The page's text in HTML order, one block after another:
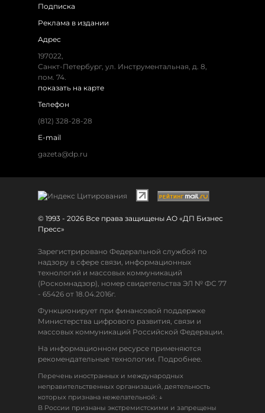
Подписка
Реклама в издании
Адрес
197022,
Санкт-Петербург, ул. Инструментальная, д. 8,
пом. 74.
показать на карте
Телефон
(812) 328-28-28
E-mail
gazeta@dp.ru
© 1993 - 2026 Все права защищены АО «ДП Бизнес
Пресс»
Зарегистрировано Федеральной службой по
надзору в сфере связи, информационных
технологий и массовых коммуникаций
(Роскомнадзор), номер свидетельства ЭЛ № ФС 77
- 65426 от 18.04.2016г.
Функционирует при финансовой поддержке
Министерства цифрового развития, связи и
массовых коммуникаций Российской Федерации.
На информационном ресурсе применяются
рекомендательные технологии. Подробнее.
Перечень иностранных и международных
неправительственных организаций, деятельность
которых признана нежелательной: ↓
В России признаны экстремистскими и запрещены